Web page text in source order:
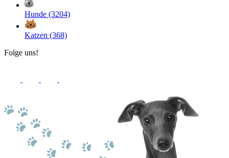
Hunde (3204)
Katzen (368)
Folge uns!